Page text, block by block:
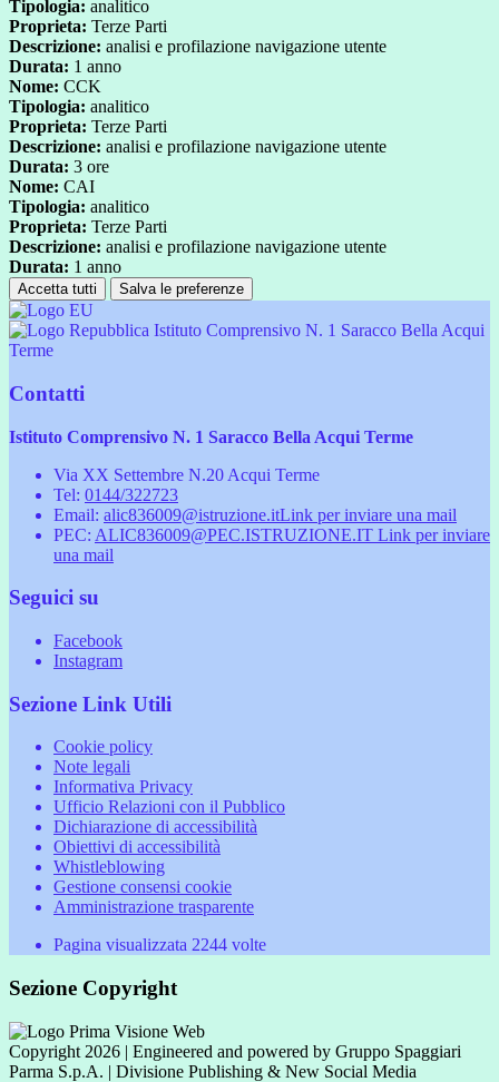
Tipologia: analitico
Proprieta: Terze Parti
Descrizione: analisi e profilazione navigazione utente
Durata: 1 anno
Nome: CCK
Tipologia: analitico
Proprieta: Terze Parti
Descrizione: analisi e profilazione navigazione utente
Durata: 3 ore
Nome: CAI
Tipologia: analitico
Proprieta: Terze Parti
Descrizione: analisi e profilazione navigazione utente
Durata: 1 anno
Accetta tutti Salva le preferenze
Istituto Comprensivo N. 1 Saracco Bella Acqui
Terme
Contatti
Istituto Comprensivo N. 1 Saracco Bella Acqui Terme
Via XX Settembre N.20 Acqui Terme
Tel: 0144/322723
Email: alic836009@istruzione.itLink per inviare una mail
PEC: ALIC836009@PEC.ISTRUZIONE.IT Link per inviare
una mail
Seguici su
Facebook
Instagram
Sezione Link Utili
Cookie policy
Note legali
Informativa Privacy
Ufficio Relazioni con il Pubblico
Dichiarazione di accessibilità
Obiettivi di accessibilità
Whistleblowing
Gestione consensi cookie
Amministrazione trasparente
Pagina visualizzata 2244 volte
Sezione Copyright
Copyright 2026 | Engineered and powered by Gruppo Spaggiari
Parma S.p.A. | Divisione Publishing & New Social Media